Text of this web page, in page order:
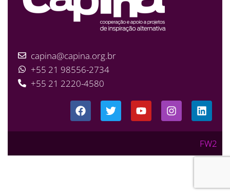
capina@capina.org.br
+55 21 98556-2734
+55 21 2220-4580
FW2